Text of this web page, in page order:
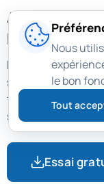
Achetez le
partitions !
Magic Partition
structures de
formatées,
système de
Essai
Nous
le bon
Tout